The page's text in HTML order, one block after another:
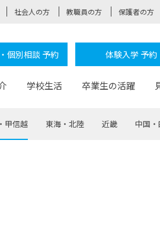
社会人の方 教職員の方 保護者の方
個別相談 予約 体験入学 予約
なるための体験
学校生活 卒業生の活躍
甲信越 東海・北陸 近畿 中国・